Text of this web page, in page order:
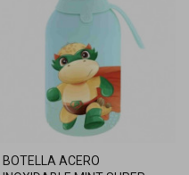
BOTELLA ACERO